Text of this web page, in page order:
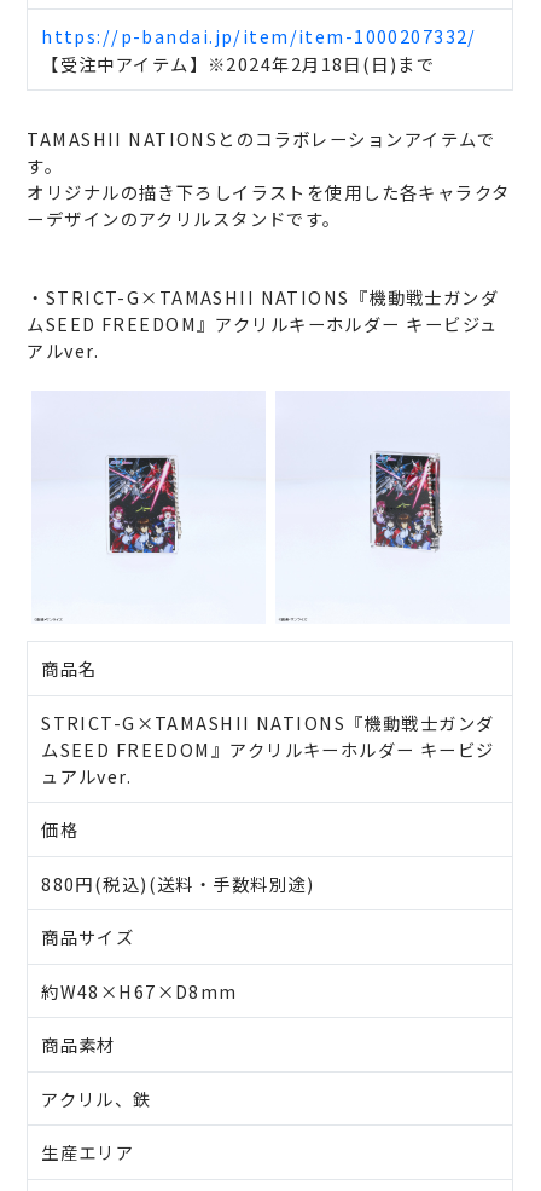
https://p-bandai.jp/item/item-1000207332/
【受注中アイテム】※2024年2月18日(日)まで
TAMASHII NATIONSとのコラボレーションアイテムで
す。
オリジナルの描き下ろしイラストを使用した各キャラクタ
ーデザインのアクリルスタンドです。
・STRICT-G×TAMASHII NATIONS『機動戦士ガンダ
ムSEED FREEDOM』アクリルキーホルダー キービジュ
アルver.
商品名
STRICT-G×TAMASHII NATIONS『機動戦士ガンダ
ムSEED FREEDOM』アクリルキーホルダー キービジ
ュアルver.
価格
880円(税込)(送料・手数料別途)
商品サイズ
約W48×H67×D8mm
商品素材
アクリル、鉄
生産エリア